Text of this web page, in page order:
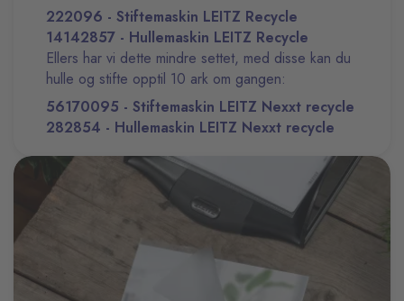
222096 - Stiftemaskin LEITZ Recycle
14142857 - Hullemaskin LEITZ Recycle
Ellers har vi dette mindre settet, med disse kan du
hulle og stifte opptil 10 ark om gangen:
56170095 - Stiftemaskin LEITZ Nexxt recycle
282854 - Hullemaskin LEITZ Nexxt recycle